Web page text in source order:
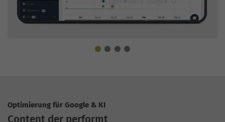
Optimierung für Google & KI
Content der performt